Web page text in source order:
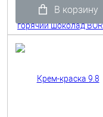
В корзину